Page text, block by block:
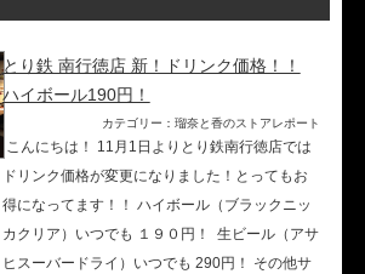
とり鉄 南行徳店 新！ドリンク価格！！
ハイボール190円！
カテゴリー：瑠奈と香のストアレポート
こんにちは！ 11月1日よりとり鉄南行徳店では
ドリンク価格が変更になりました！とってもお
得になってます！！ ハイボール（ブラックニッ
カクリア）いつでも １９０円！ 生ビール（アサ
ヒスーバードライ）いつでも 290円！ その他サ